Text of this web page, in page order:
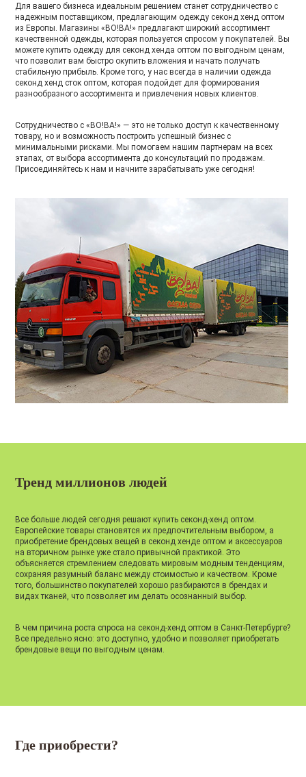
Для вашего бизнеса идеальным решением станет сотрудничество с
надежным поставщиком, предлагающим одежду секонд хенд оптом
из Европы. Магазины «ВО!ВА!» предлагают широкий ассортимент
качественной одежды, которая пользуется спросом у покупателей. Вы
можете купить одежду для секонд хенда оптом по выгодным ценам,
что позволит вам быстро окупить вложения и начать получать
стабильную прибыль. Кроме того, у нас всегда в наличии одежда
секонд хенд сток оптом, которая подойдет для формирования
разнообразного ассортимента и привлечения новых клиентов.
Сотрудничество с «ВО!ВА!» — это не только доступ к качественному
товару, но и возможность построить успешный бизнес с
минимальными рисками. Мы помогаем нашим партнерам на всех
этапах, от выбора ассортимента до консультаций по продажам.
Присоединяйтесь к нам и начните зарабатывать уже сегодня!
Тренд миллионов людей
Все больше людей сегодня решают купить секонд-хенд оптом.
Европейские товары становятся их предпочтительным выбором, а
приобретение брендовых вещей в секонд хенде оптом и аксессуаров
на вторичном рынке уже стало привычной практикой. Это
объясняется стремлением следовать мировым модным тенденциям,
сохраняя разумный баланс между стоимостью и качеством. Кроме
того, большинство покупателей хорошо разбираются в брендах и
видах тканей, что позволяет им делать осознанный выбор.
В чем причина роста спроса на секонд-хенд оптом в Санкт-Петербурге?
Все предельно ясно: это доступно, удобно и позволяет приобретать
брендовые вещи по выгодным ценам.
Где приобрести?